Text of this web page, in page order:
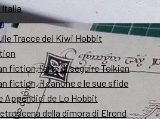
Italia
Tracce dei Kiwi Hobbit
fiction, l’arte di seguire Tolkien
fiction, il canone e le sue sfide
Appendici de Lo Hobbit
della dimora di Elrond